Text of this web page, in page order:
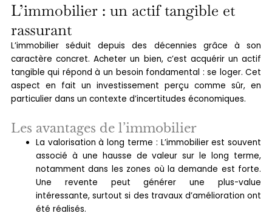
L’immobilier : un actif tangible et
rassurant
L’immobilier séduit depuis des décennies grâce à son
caractère concret. Acheter un bien, c’est acquérir un actif
tangible qui répond à un besoin fondamental : se loger. Cet
aspect en fait un investissement perçu comme sûr, en
particulier dans un contexte d’incertitudes économiques.
Les avantages de l’immobilier
La valorisation à long terme : L’immobilier est souvent
associé à une hausse de valeur sur le long terme,
notamment dans les zones où la demande est forte.
Une revente peut générer une plus-value
intéressante, surtout si des travaux d’amélioration ont
été réalisés.